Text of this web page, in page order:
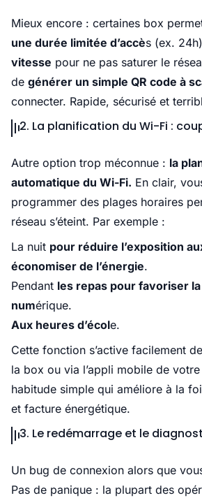
Mieux encore : certaines box
une durée limitée d’accès (ex.
vitesse pour ne pas saturer le
de générer un simple QR code à
connecter. Rapide, sécurisé et
2. La planification du Wi-Fi :
Autre option trop méconnue : la
automatique du Wi-Fi. En clair,
programmer des plages horaires
réseau s’éteint. Par exemple :
La nuit pour réduire l’exposition
économiser de l’énergie.
Pendant les repas pour favoriser
numérique.
Aux heures d’école.
Cette fonction s’active facilement
la box ou via l’appli mobile de
habitude simple qui améliore à la
et facture énergétique.
3. Le redémarrage et le
Un bug de connexion alors que
Pas de panique : la plupart des